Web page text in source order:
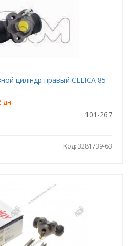
циліндр правый CELICA 85-
дн.
101-267
Код: 3281739-63